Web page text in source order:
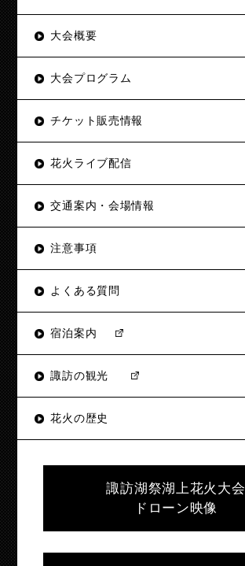
大会概要
大会プログラム
チケット販売情報
花火ライブ配信
交通案内・会場情報
注意事項
よくある質問
宿泊案内
諏訪の観光
花火の歴史
諏訪湖祭湖上花火大会
ドローン映像